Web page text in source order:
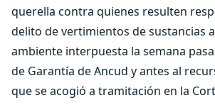
querella contra quienes resulten
delito de vertimientos de sustancias
ambiente interpuesta la semana
de Garantía de Ancud y antes al
que se acogió a tramitación en la